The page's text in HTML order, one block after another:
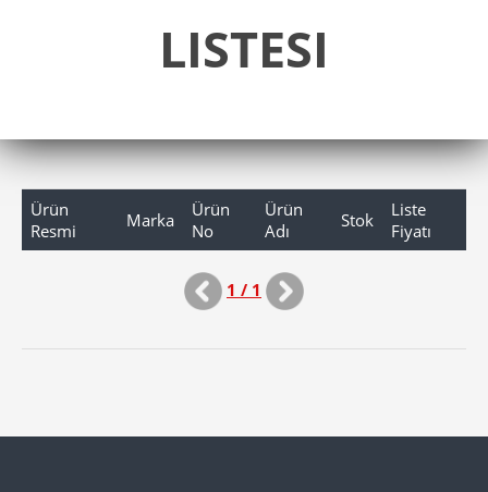
LISTESI
Ürün
Resmi
Marka
Ürün
No
Ürün
Adı
Stok
Liste
Fiyatı
1 / 1